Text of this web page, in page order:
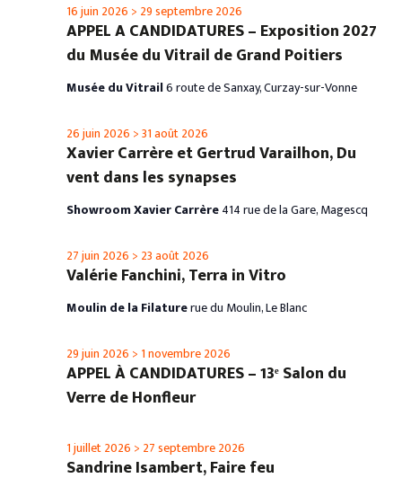
APPEL A CANDIDATURES – Exposition 2027
du Musée du Vitrail de Grand Poitiers
16 juin 2026 > 29 septembre 2026
Musée du Vitrail6 route de Sanxay, Curzay-sur-Vonne
Xavier Carrère et Gertrud Varailhon, Du
vent dans les synapses
26 juin 2026 >31 août 2026
Showroom Xavier Carrère414 rue de la Gare, Magescq
Valérie Fanchini, Terra in Vitro
27 juin 2026 > 23 août 2026
Moulin de la Filaturerue du Moulin, Le Blanc
APPEL À CANDIDATURES – 13ᵉ Salon du
Verre de Honfleur
29 juin 2026 > 1 novembre 2026
Sandrine Isambert, Faire feu
1 juillet 2026 > 27 septembre 2026